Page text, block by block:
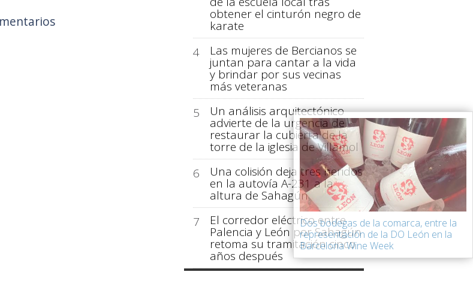
obtener el cinturón negro de
karate
4
Las mujeres de Bercianos se
juntan para cantar a la vida
y brindar por sus vecinas
más veteranas
5
Un análisis arquitectónico
advierte de la urgencia de
restaurar la cubierta de la
torre de la iglesia de Villamol
6
Una colisión deja tres heridos
en la autovía A-231 a la
altura de Sahagún
7
El corredor eléctrico entre
Palencia y León por Sahagún
retoma su tramitación cinco
años después
Dos bodegas de la comarca, entre la
representación de la DO León en la
Barcelona Wine Week